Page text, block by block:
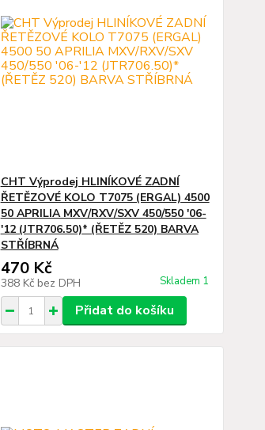
CHT Výprodej HLINÍKOVÉ ZADNÍ
ŘETĚZOVÉ KOLO T7075 (ERGAL) 4500
50 APRILIA MXV/RXV/SXV 450/550 '06-
'12 (JTR706.50)* (ŘETĚZ 520) BARVA
STŘÍBRNÁ
470 Kč
388 Kč bez DPH Skladem 1
Přidat do košíku